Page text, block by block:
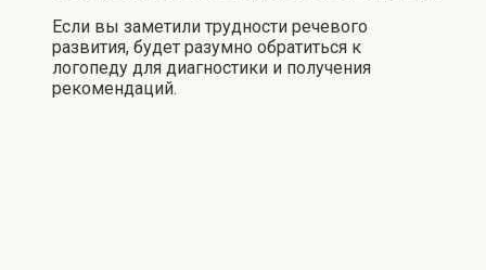
Если вы заметили трудности речевого
развития, будет разумно обратиться к
логопеду для диагностики и получения
рекомендаций.